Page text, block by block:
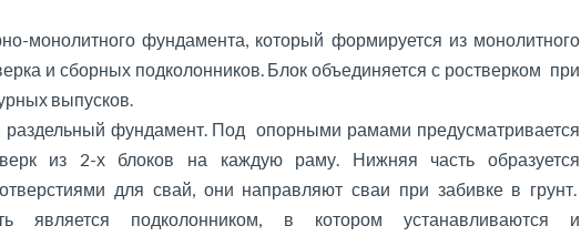
монолитного фундамента, который формируется из монолитного
и сборных подколонников. Блок объединяется с ростверком при
выпусков.
раздельный фундамент. Под опорными рамами предусматривается
из 2-х блоков на каждую раму. Нижняя часть образуется
для свай, они направляют сваи при забивке в грунт.
является подколонником, в котором устанавливаются и